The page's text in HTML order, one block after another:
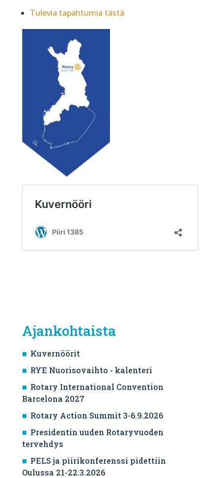
Tulevia tapahtumia tästä
Ajankohtaista
Kuvernöörit
RYE Nuorisovaihto - kalenteri
Rotary International Convention
Barcelona 2027
Rotary Action Summit 3-6.9.2026
Presidentin uuden Rotaryvuoden
tervehdys
PELS ja piirikonferenssi pidettiin
Oulussa 21-22.3.2026